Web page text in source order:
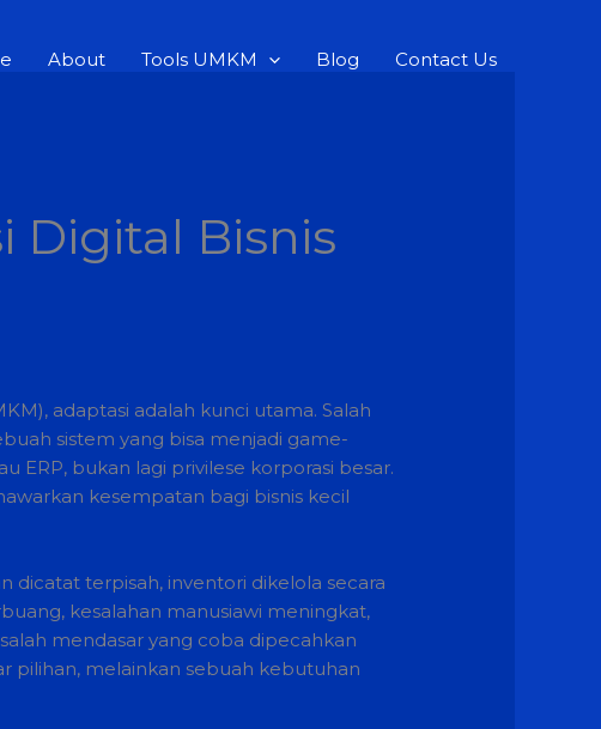
About Tools UMKM Blog Contact Us
Digital Bisnis
adaptasi adalah kunci utama. Salah
sistem yang bisa menjadi game-
ERP, bukan lagi privilese korporasi besar.
kesempatan bagi bisnis kecil
dicatat terpisah, inventori dikelola secara
kesalahan manusiawi meningkat,
mendasar yang coba dipecahkan
pilihan, melainkan sebuah kebutuhan